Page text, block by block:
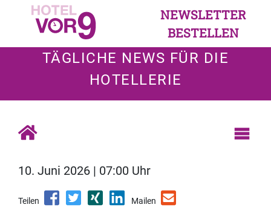
NEWSLETTER
BESTELLEN
TÄGLICHE NEWS FÜR DIE
HOTELLERIE
10. Juni 2026 | 07:00 Uhr
Teilen Mailen